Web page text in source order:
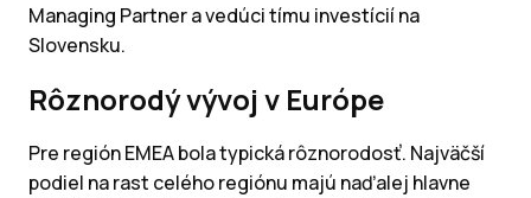
Managing Partner a vedúci tímu investícií na
Slovensku.
Rôznorodý vývoj v Európe
Pre región EMEA bola typická rôznorodosť. Najväčší
podiel na rast celého regiónu majú naďalej hlavne